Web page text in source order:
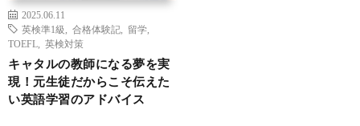
2025.06.11
英検準1級
合格体験記 留学
TOEFL
英検対策
キャタルの教師になる夢を実
現！元生徒だからこそ伝えた
い英語学習のアドバイス